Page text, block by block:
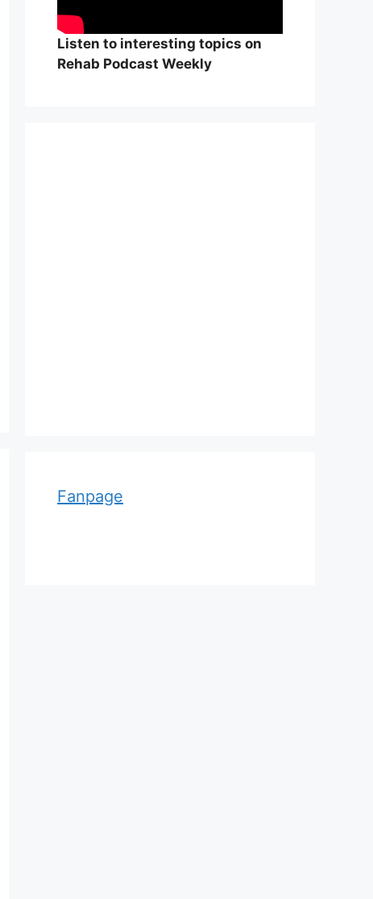
Listen to interesting topics on
Rehab Podcast Weekly
Fanpage